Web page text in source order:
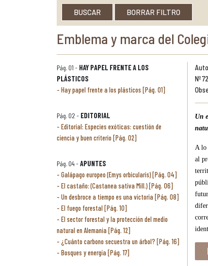
BUSCAR BORRAR FILTRO
Emblema y marca del
Pág. 01 - HAY PAPEL FRENTE A LOS
PLÁSTICOS
Hay papel frente a los plásticos [Pág. 01]
Pág. 02 - EDITORIAL
Editorial: Especies exóticas: cuestión de
ciencia y buen criterio [Pág. 02]
Pág. 04 - APUNTES
Galápago europeo (Emys orbicularis) [Pág. 04]
El castaño: (Castanea sativa Mill.) [Pág. 06]
Un desbroce a tiempo es una victoria [Pág. 08]
El fuego forestal [Pág. 10]
El sector forestal y la protección del medio
natural en Alemania [Pág. 12]
¿Cuánto carbono secuestra un árbol? [Pág. 16]
Bosques y energía [Pág. 17]
Nº
Un
A lo
al